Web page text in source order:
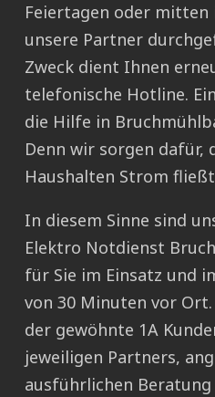
Feiertagen oder mitten
unsere Partner
Zweck dient Ihnen
telefonische Hotline.
die Hilfe in
Denn wir sorgen dafür,
Haushalten Strom
In diesem Sinne sind
Elektro Notdienst
für Sie im Einsatz und
von 30 Minuten vor
der gewöhnte 1A
jeweiligen Partners,
ausführlichen